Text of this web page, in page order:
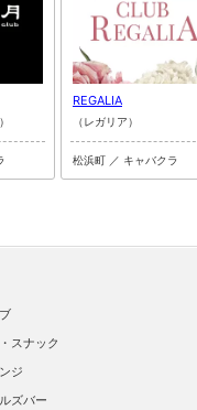
REGALIA
（レガリア）
松浜町 ／ キャバクラ
スナック
ジ
ズバー